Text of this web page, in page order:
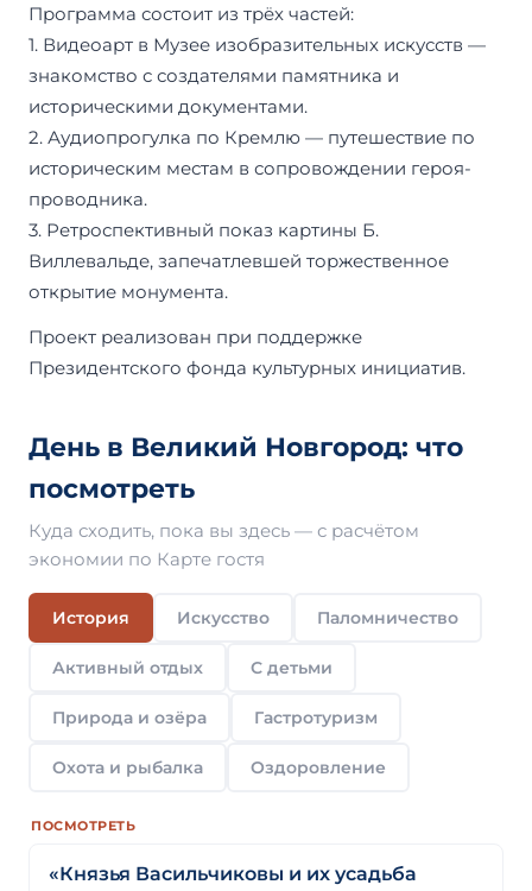
Программа состоит из трёх частей:
1. Видеоарт в Музее изобразительных искусств —
знакомство с создателями памятника и
историческими документами.
2. Аудиопрогулка по Кремлю — путешествие по
историческим местам в сопровождении героя-
проводника.
3. Ретроспективный показ картины Б.
Виллевальде, запечатлевшей торжественное
открытие монумента.
Проект реализован при поддержке
Президентского фонда культурных инициатив.
День в Великий Новгород: что
посмотреть
Куда сходить, пока вы здесь — с расчётом
экономии по Карте гостя
История Искусство Паломничество
Активный отдых С детьми
Природа и озёра Гастротуризм
Охота и рыбалка Оздоровление
ПОСМОТРЕТЬ
«Князья Васильчиковы и их усадьба